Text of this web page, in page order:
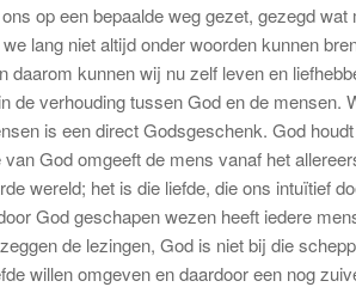
op een bepaalde weg gezet, gezegd
lang niet altijd onder woorden kunnen
daarom kunnen wij nu zelf leven en
de verhouding tussen God en de mensen.
is een direct Godsgeschenk. God
God omgeeft de mens vanaf het
wereld; het is die liefde, die ons intuïtief
God geschapen wezen heeft iedere
de lezingen, God is niet bij die
willen omgeven en daardoor een nog